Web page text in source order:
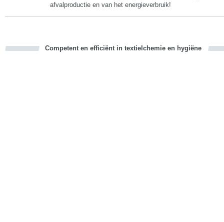
afvalproductie en van het energieverbruik!
Competent en efficiënt in textielchemie en hygiëne